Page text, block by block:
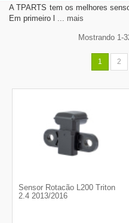
A TPARTS tem os melhores
Em primeiro l ... mais
Mostrando 1-
1 2
Sensor Rotacão L200 Triton
2.4 2013/2016